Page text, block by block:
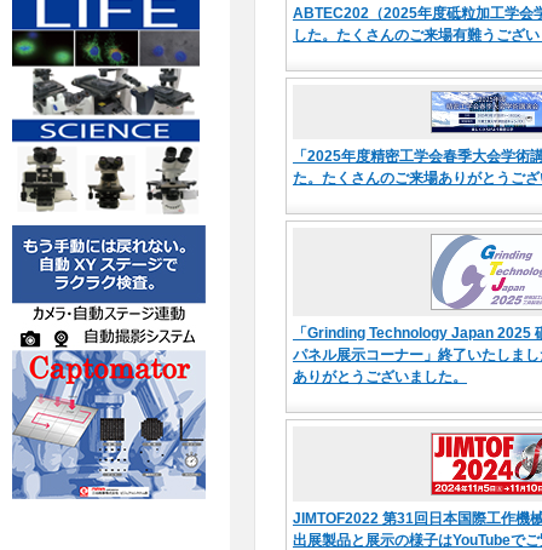
ABTEC202（2025年度砥粒加工学会
した。たくさんのご来場有難うござ
「2025年度精密工学会春季大会学術
た。たくさんのご来場ありがとうご
「Grinding Technology Japan 2025
パネル展示コーナー」終了いたしま
ありがとうございました。
JIMTOF2022 第31回日本国際工作機
出展製品と展示の様子はYouTubeで